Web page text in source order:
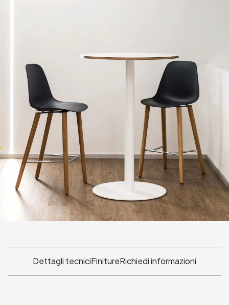
Dettagli tecniciFinitureRichiedi informazioni